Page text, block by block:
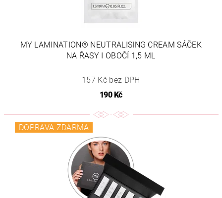
MY LAMINATION® NEUTRALISING CREAM SÁČEK
NA ŘASY I OBOČÍ 1,5 ML
157 Kč bez DPH
190 Kč
DOPRAVA ZDARMA